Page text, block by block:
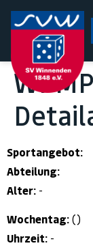
springen
Sportangebot:
Abteilung:
Alter: -
Wochentag: ()
Uhrzeit: -